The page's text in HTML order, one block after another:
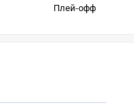
Плей-офф